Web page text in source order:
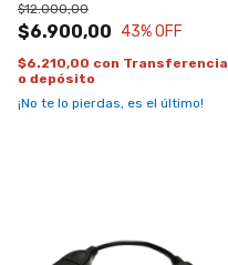
$6.900,00
$12.000,00
43% OFF
$6.210,00 con Transferencia
o depósito
¡No te lo pierdas, es el último!